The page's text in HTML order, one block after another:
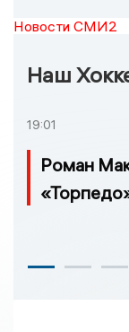
Новости СМИ2
Наш
19:01
Роман